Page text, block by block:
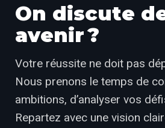
On discute
avenir ?
Votre réussite ne doit pas
Nous prenons le temps de
ambitions, d’analyser vos
Repartez avec une vision